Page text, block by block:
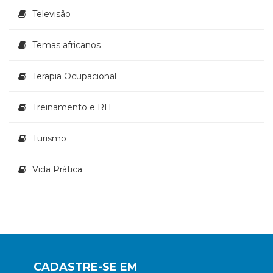
Televisão
Temas africanos
Terapia Ocupacional
Treinamento e RH
Turismo
Vida Prática
CADASTRE-SE EM